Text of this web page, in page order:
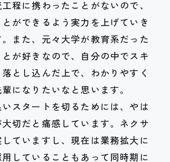
程に携わったことがないので、
ができるよう実力を上げていき
また、元々大学が教育系だった
が好きなので、自分の中でスキ
とし込んだ上で、わかりやすく
になりたいなと思います。
スタートを切るためには、やは
切だと痛感しています。ネクサ
ていますし、現在は業務拡大に
していることもあって同時期に